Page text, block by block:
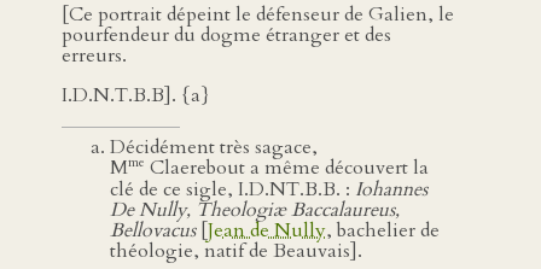
[Ce portrait dépeint le défenseur de Galien, le
pourfendeur du dogme étranger et des
erreurs.
I.D.N.T.B.B]. {a}
Décidément très sagace,
Mme Claerebout a même découvert la
clé de ce sigle, I.D.NT.B.B. : Iohannes
De Nully, Theologiæ Baccalaureus,
Bellovacus[Jean de Nully, bachelier de
théologie, natif de Beauvais].